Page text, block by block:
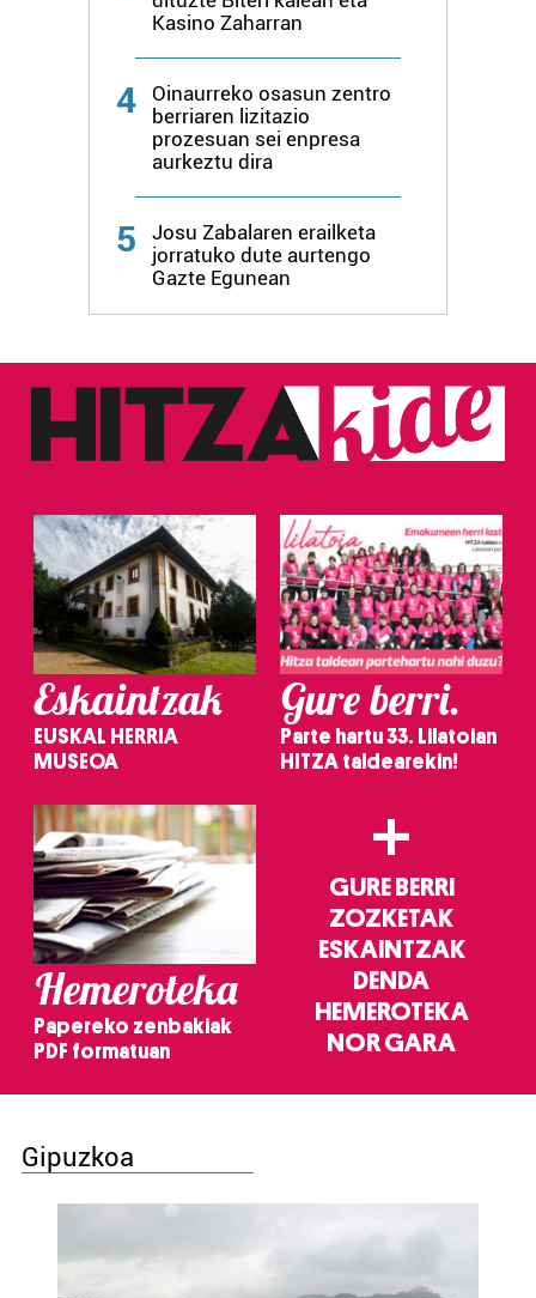
Bazkide batzuek ez dizute baimenik eskatzen, eta beren
interes komertzial legitimoetan babesten dira. Ikusi gure
bazkideen zerrenda, beren ustez zein helburutarako
duten interes legitimoa eta horren aurka nola egin
Lortu zure datu pertsonalak prozesatzeko moduari
buruzko informazio gehiago eta ezarri zure lehentasunak
datuen atalean. Edozein unetan alda edo ken dezakezu
zure baimena Cookieen adierazpenean.
fitxategiak erabiltzen ditu. Zure esperientzia eta
zerbitzuak hobetzeko asmoz, cookie teknologiaz
baliatzen gara. Ohar hau onartuz gero, teknologia hori
irakurri
Kasino Zaharran
4
Oinaurreko osasun zentro
berriaren lizitazio
prozesuan sei enpresa
aurkeztu dira
5
Josu Zabalaren erailketa
jorratuko dute aurtengo
Gazte Egunean
Eskaintzak
EUSKAL HERRIA
MUSEOA
Gure berri.
Parte hartu 33. Lilatoian
HITZA taldearekin!
Hemeroteka
Papereko zenbakiak
PDF formatuan
+
GURE BERRI
ZOZKETAK
ESKAINTZAK
DENDA
HEMEROTEKA
NOR GARA
Gipuzkoa